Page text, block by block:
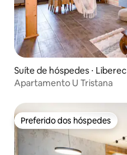
Suíte de hóspedes ⋅ Liberec
Apartamento U Tristana
Preferido dos hóspedes
Preferido dos hóspedes